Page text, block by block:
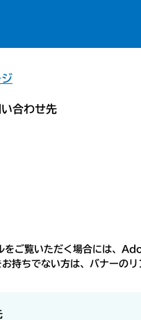
合わせ先
をご覧いただく場合には、
ちでない方は、バナーのリ